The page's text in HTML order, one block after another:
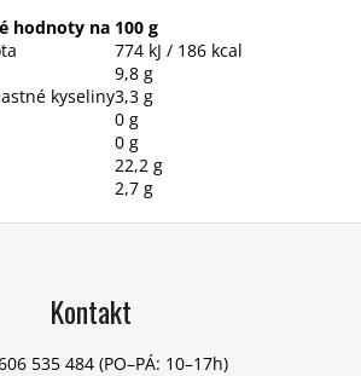
hodnoty na 100 g
774 kJ / 186 kcal
9,8 g
kyseliny3,3 g
0 g
0 g
22,2 g
2,7 g
Kontakt
535 484 (PO–PÁ: 10–17h)